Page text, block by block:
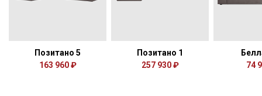
Позитано 5
163 960 ₽
Позитано 1
257 930 ₽
74